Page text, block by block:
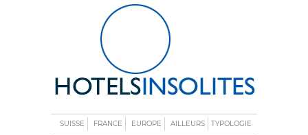
SUISSE FRANCE EUROPE AILLEURS TYPOLOGIE